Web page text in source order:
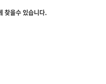
찾을수 있습니다.